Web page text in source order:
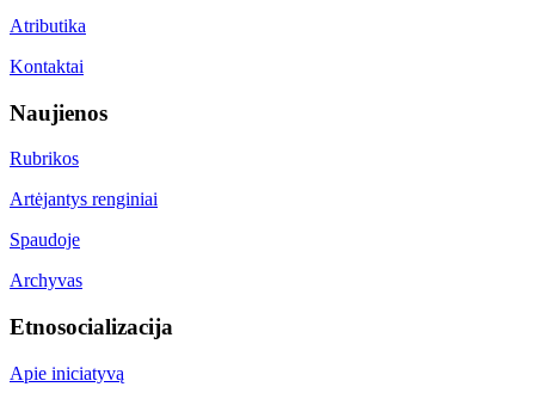
Atributika
Kontaktai
Naujienos
Rubrikos
Artėjantys renginiai
Spaudoje
Archyvas
Etnosocializacija
Apie iniciatyvą